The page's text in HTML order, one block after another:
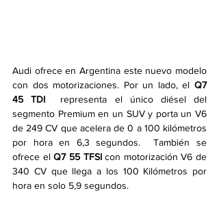
Audi ofrece en Argentina este nuevo modelo
con dos motorizaciones. Por un lado, el Q7
45 TDI
  representa el único diésel del
segmento Premium en un SUV y porta un V6
de 249 CV que acelera de 0 a 100 kilómetros
por hora en 6,3 segundos.  También se
ofrece el Q7 55 TFSI con motorización V6 de
340 CV que llega a los 100 Kilómetros por
hora en solo 5,9 segundos.